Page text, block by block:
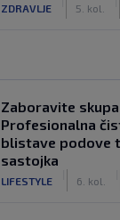
ZDRAVLJE 5. kol.
Zaboravite
Profesionalna
blistave podove
sastojka
LIFESTYLE 6. kol.